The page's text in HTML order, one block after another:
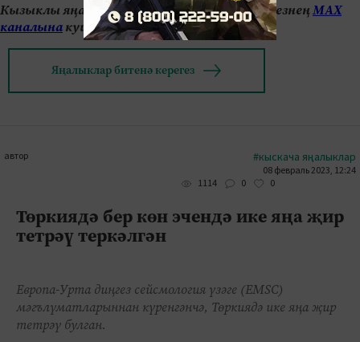
Кызыклы яңалыкларны күзәтеп бару өчен безнеңМАХ
каналынакушылыгыз.
Яңалыклар битенә керегез
автор #кыскача яңалыклар
08 февраль 2023, 12:24
1114
0 0
Төркиядә бер көн эчендә ике яңа җир
тетрәү теркәлгән
Европа-Урта диңгез сейсмология үзәге (EMSC)
мәгълүматларыннан күренгәнчә, Төркиядә ике яңа җир
тетрәү булган.